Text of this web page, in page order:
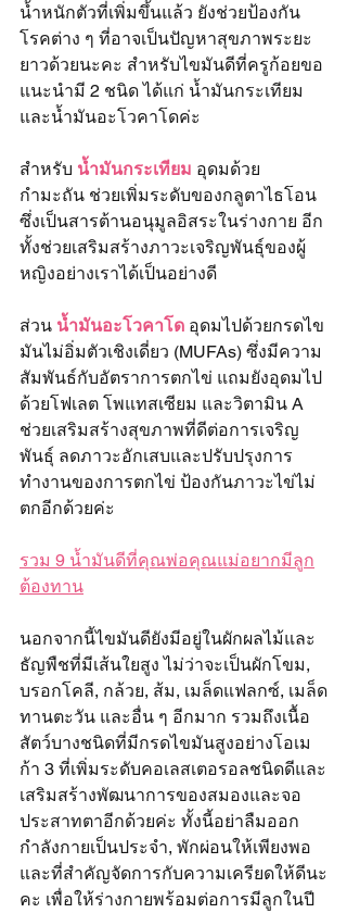
น้ำหนักตัวที่เพิ่มขึ้นแล้ว ยังช่วยป้องกัน
โรคต่าง ๆ ที่อาจเป็นปัญหาสุขภาพระยะ
ยาวด้วยนะคะ สำหรับไขมันดีที่ครูก้อยขอ
แนะนำมี 2 ชนิด ได้แก่ น้ำมันกระเทียม
และน้ำมันอะโวคาโดค่ะ
สำหรับ น้ำมันกระเทียม อุดมด้วย
กำมะถัน ช่วยเพิ่มระดับของกลูตาไธโอน
ซึ่งเป็นสารต้านอนุมูลอิสระในร่างกาย อีก
ทั้งช่วยเสริมสร้างภาวะเจริญพันธุ์ของผู้
หญิงอย่างเราได้เป็นอย่างดี
ส่วน น้ำมันอะโวคาโด อุดมไปด้วยกรดไข
มันไม่อิ่มตัวเชิงเดี่ยว (MUFAs) ซึ่งมีความ
สัมพันธ์กับอัตราการตกไข่ แถมยังอุดมไป
ด้วยโฟเลต โพแทสเซียม และวิตามิน A
ช่วยเสริมสร้างสุขภาพที่ดีต่อการเจริญ
พันธุ์ ลดภาวะอักเสบและปรับปรุงการ
ทำงานของการตกไข่ ป้องกันภาวะไข่ไม่
ตกอีกด้วยค่ะ
รวม 9 น้ำมันดีที่คุณพ่อคุณแม่อยากมีลูก
ต้องทาน
นอกจากนี้ไขมันดียังมีอยู่ในผักผลไม้และ
ธัญพืชที่มีเส้นใยสูง ไม่ว่าจะเป็นผักโขม,
บรอกโคลี, กล้วย, ส้ม, เมล็ดแฟลกซ์, เมล็ด
ทานตะวัน และอื่น ๆ อีกมาก รวมถึงเนื้อ
สัตว์บางชนิดที่มีกรดไขมันสูงอย่างโอเม
ก้า 3 ที่เพิ่มระดับคอเลสเตอรอลชนิดดีและ
เสริมสร้างพัฒนาการของสมองและจอ
ประสาทตาอีกด้วยค่ะ ทั้งนี้อย่าลืมออก
กำลังกายเป็นประจำ, พักผ่อนให้เพียงพอ
และที่สำคัญจัดการกับความเครียดให้ดีนะ
คะ เพื่อให้ร่างกายพร้อมต่อการมีลูกในปี